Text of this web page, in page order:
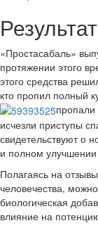
«Простасабаль»
протяжении этого
этого средства
кто пропил полный
исчезли приступы
свидетельствуют о
и полном улучшении
Полагаясь на
человечества,
биологическая
влияние на